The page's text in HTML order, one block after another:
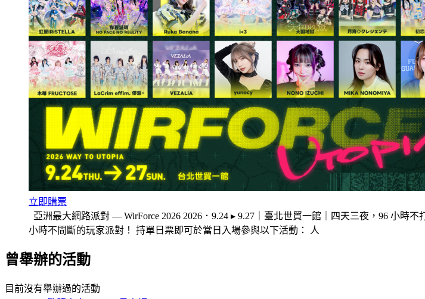
立即購票
亞洲最大網路派對 — WirForce 2026 2026．9.24 ▸ 9.27｜臺北世貿一館｜四天三夜，96 小時
小時不間斷的玩家派對！ 持單日票即可於當日入場參與以下活動： 人
曾舉辦的活動
目前沒有舉辦過的活動